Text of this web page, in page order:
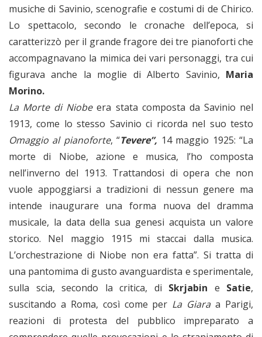
musiche di Savinio, scenografie e costumi di de Chirico.
Lo spettacolo, secondo le cronache dell’epoca, si
caratterizzò per il grande fragore dei tre pianoforti che
accompagnavano la mimica dei vari personaggi, tra cui
figurava anche la moglie di Alberto Savinio, Maria
Morino.
La Morte di Niobeera stata composta da Savinio nel
1913, come lo stesso Savinio ci ricorda nel suo testo
Omaggio al pianoforte, “Tevere”, 14 maggio 1925: “La
morte di Niobe, azione e musica, l’ho composta
nell’inverno del 1913. Trattandosi di opera che non
vuole appoggiarsi a tradizioni di nessun genere ma
intende inaugurare una forma nuova del dramma
musicale, la data della sua genesi acquista un valore
storico. Nel maggio 1915 mi staccai dalla musica.
L’orchestrazione di Niobe non era fatta”. Si tratta di
una pantomima di gusto avanguardista e sperimentale,
sulla scia, secondo la critica, di Skrjabin e Satie,
suscitando a Roma, così come per La Giaraa Parigi,
reazioni di protesta del pubblico impreparato a